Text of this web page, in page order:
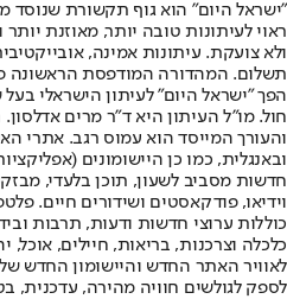
"ישראל היום" הוא גוף תקשורת שנוסד
ראוי לעיתונות טובה יותר, מאוזנת
ולא צועקת. עיתונות אמינה,
הפך "ישראל היום" לעיתון הישראלי
חול. מו"ל העיתון היא ד"ר מרים
והעורך המייסד הוא עמוס רגב. אתרי
חדשות מסביב לשעון, תוכן בלעדי,
וידיאו, פודקאסטים ושידורים חיים.
כוללות ערוצי חדשות ודעות, תרבות
לאוויר האתר החדש והיישומון החדש
לספק לגולשים חוויה מהירה, עדכנית,